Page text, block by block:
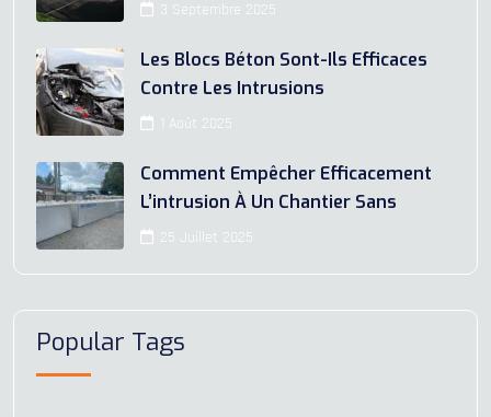
3 Septembre 2025
Les Blocs Béton Sont-Ils Efficaces
Contre Les Intrusions
1 Août 2025
Comment Empêcher Efficacement
L’intrusion À Un Chantier Sans
25 Juillet 2025
Popular Tags